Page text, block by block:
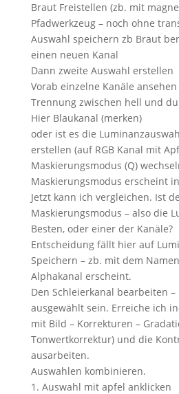
Braut Freistellen (zb. mit
Pfadwerkzeug – noch ohne
Auswahl speichern zb Braut
einen neuen Kanal
Dann zweite Auswahl erstellen
Vorab einzelne Kanäle
Trennung zwischen hell und
Hier Blaukanal (merken)
oder ist es die
erstellen (auf RGB Kanal mit
Maskierungsmodus (Q)
Maskierungsmodus erscheint
Jetzt kann ich vergleichen. Ist
Maskierungsmodus – also die
Besten, oder einer der Kanäle?
Entscheidung fällt hier auf
Speichern – zb. mit dem
Alphakanal erscheint.
Den Schleierkanal bearbeiten
ausgewählt sein. Erreiche ich
mit Bild – Korrekturen –
Tonwertkorrektur) und die
ausarbeiten.
Auswahlen kombinieren.
1. Auswahl mit apfel anklicken